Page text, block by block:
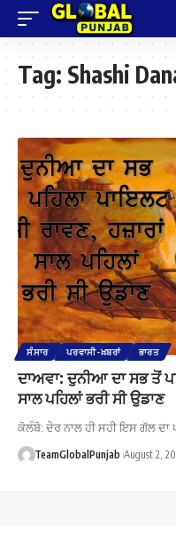
Tag: Shashi
ਸੰਸਾਰ ਪਰਵਾਸੀ-ਖ਼ਬਰਾਂ ਭਾਰਤ
ਦਾਅਵਾ: ਦੁਨੀਆ ਦਾ ਸਭ ਤੋਂ
ਸਾਲ ਪਹਿਲਾਂ ਭਰੀ ਸੀ ਉਡਾਣ
ਕੋਲੰਬੋ: ਦੇਰ ਨਾਲ ਹੀ ਸਹੀ ਇਸ ਗੱਲ ਦਾ
TeamGlobalPunjab August 2,